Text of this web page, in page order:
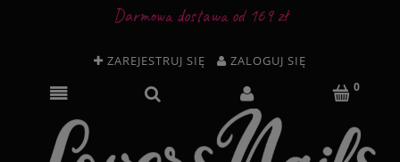
Darmowa dostawa od 169 zł
ZAREJESTRUJ SIĘ ZALOGUJ SIĘ